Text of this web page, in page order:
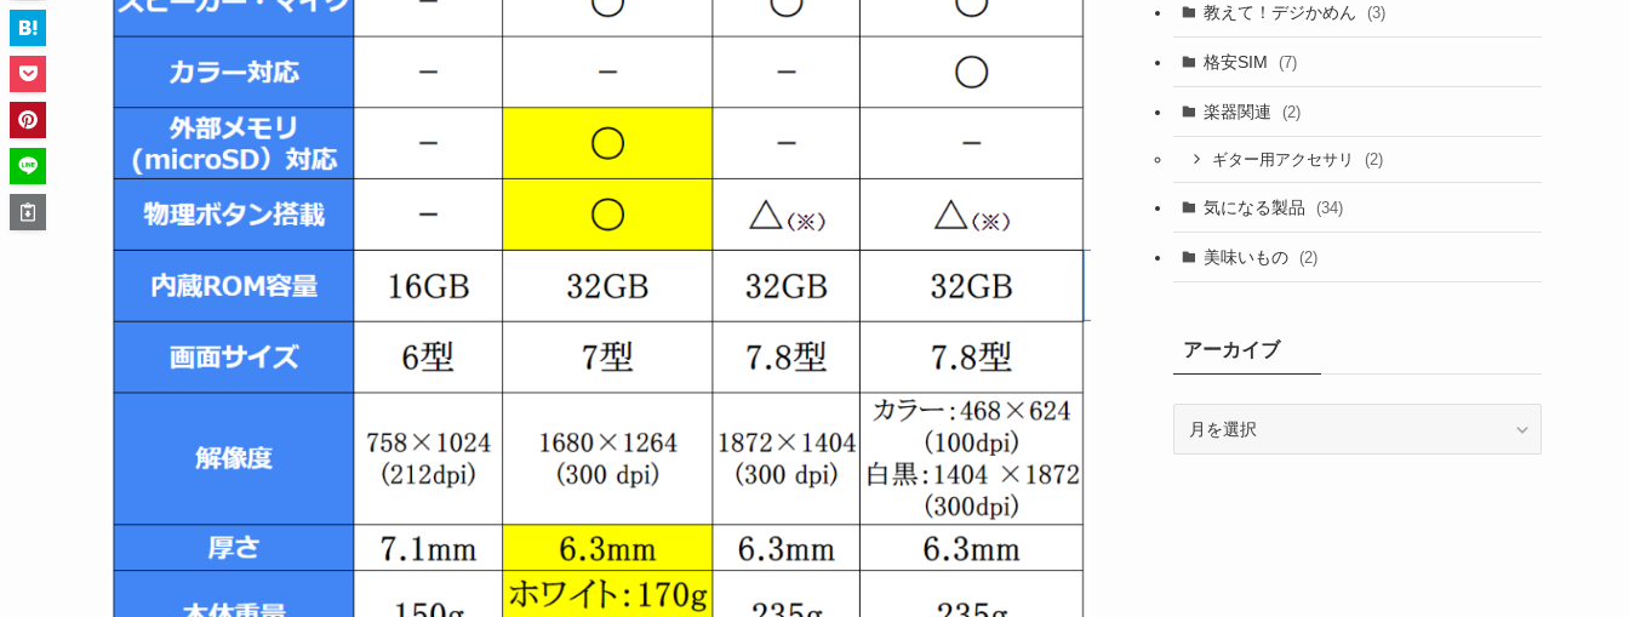
教えて！デジかめん (3)
格安SIM (7)
楽器関連 (2)
ギター用アクセサリ (2)
気になる製品 (34)
美味いもの (2)
アーカイブ